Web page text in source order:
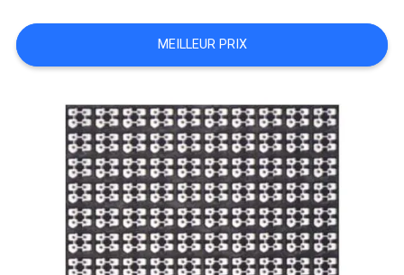
DEMANDEZ
CITATION
MEILLEUR PRIX